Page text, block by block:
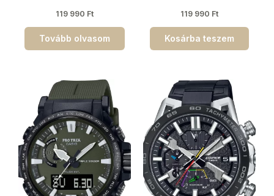
119 990 Ft
Tovább olvasom
119 990 Ft
Kosárba teszem